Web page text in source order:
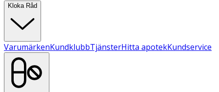
Kloka Råd
VarumärkenKundklubbTjänsterHitta apotekKundservice